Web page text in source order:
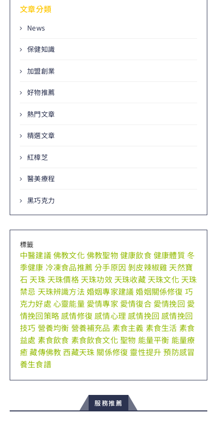
文章分類
News
保健知識
加盟創業
好物推薦
熱門文章
精選文章
紅樟芝
醫美療程
黑巧克力
標籤
中醫建議佛教文化佛教聖物健康飲食健康體質 冬
季健康 冷凍食品推薦 分手原因 剝皮辣椒雞 天然寶
石 天珠 天珠價格 天珠功效 天珠收藏 天珠文化 天珠
禁忌 天珠辨識方法 婚姻專家建議婚姻關係修復 巧
克力好處 心靈能量 愛情專家 愛情復合 愛情挽回 愛
情挽回策略 感情修復 感情心理 感情挽回 感情挽回
技巧 營養均衡 營養補充品 素食主義 素食生活 素食
益處 素食飲食 素食飲食文化聖物 能量平衡 能量療
癒藏傳佛教 西藏天珠 關係修復 靈性提升預防感冒
養生食譜
服務推薦